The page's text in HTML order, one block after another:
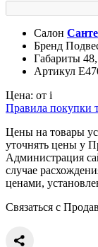
Салон
Бренд
Габариты
Артикул
Цена: от i
Правила покупки
Цены на товары
уточнять цены у
Администрация
случае
ценами,
Связаться с